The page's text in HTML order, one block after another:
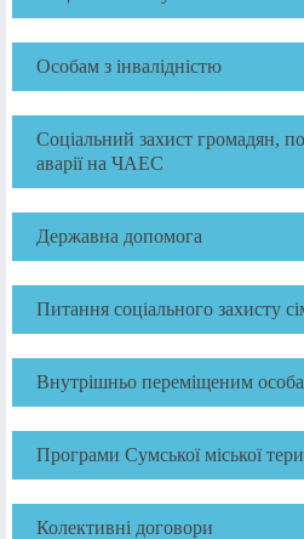
Особам з інвалідністю
Соціальний захист громадян,
аварії на ЧАЕС
Державна допомога
Питання соціального захисту
Внутрішньо переміщеним
Програми Сумської міської
Колективні договори